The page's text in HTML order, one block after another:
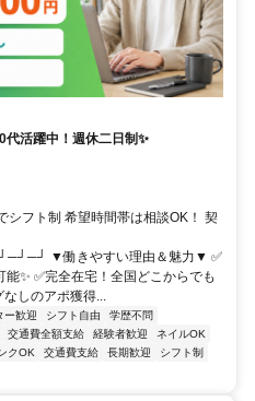
代活躍中！週休二日制✨
シフト制 希望時間帯は相談OK！ 契
▼働きやすい理由＆魅力▼ ✅
✨ ✅完全在宅！全国どこからでも
なしのアポ獲得...
ー歓迎 シフト自由
学歴不問
交通費全額支給 経験者歓迎
ネイルOK
クOK 交通費支給 長期歓迎
シフト制